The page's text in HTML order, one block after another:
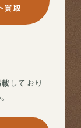
買取
しており